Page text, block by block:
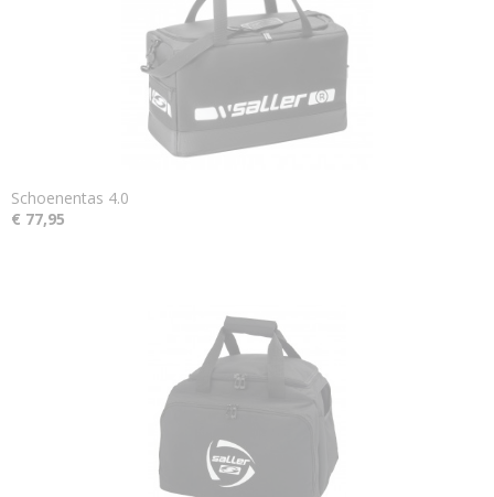
Schoenentas 4.0
€ 77,95